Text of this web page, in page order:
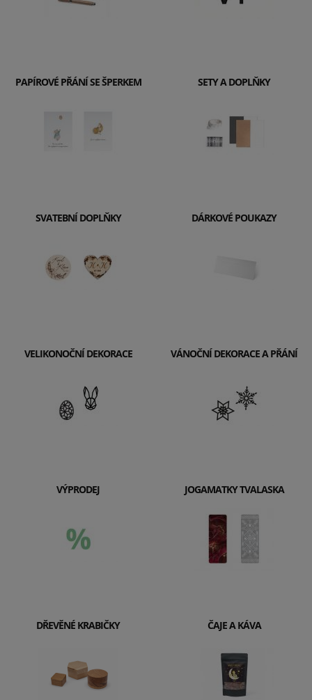
PAPÍROVÉ PŘÁNÍ SE ŠPERKEM SETY A DOPLŇKY
SVATEBNÍ DOPLŇKY DÁRKOVÉ POUKAZY
VELIKONOČNÍ DEKORACE VÁNOČNÍ DEKORACE A PŘÁNÍ
VÝPRODEJ JOGAMATKY TVALASKA
DŘEVĚNÉ KRABIČKY ČAJE A KÁVA